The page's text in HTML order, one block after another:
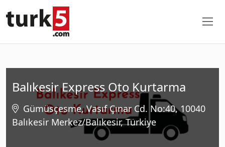
Balıkesir Express Oto Kurtarma
Gümüsçesme, Vasıf Çınar Cd. No:40, 10040
Balıkesir Merkez/Balıkesir, Türkiye